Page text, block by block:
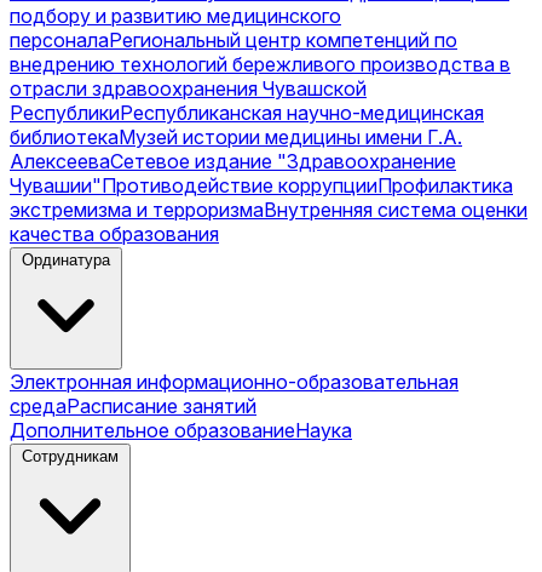
подбору и развитию медицинского
персоналаРегиональный центр компетенций по
внедрению технологий бережливого производства в
отрасли здравоохранения Чувашской
РеспубликиРеспубликанская научно-медицинская
библиотекаМузей истории медицины имени Г.А.
АлексееваСетевое издание "Здравоохранение
Чувашии"Противодействие коррупцииПрофилактика
экстремизма и терроризмаВнутренняя система оценки
качества образования
Ординатура
Электронная информационно-образовательная
средаРасписание занятий
Дополнительное образованиеНаука
Сотрудникам